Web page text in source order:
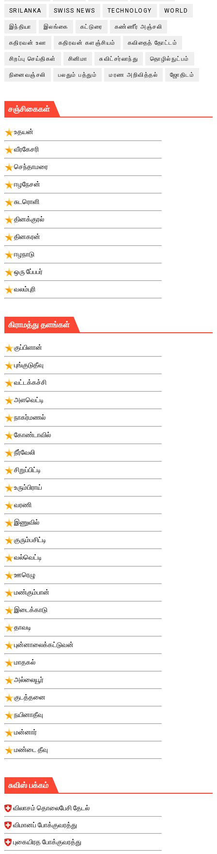
SRILANKA SWISS NEWS TECHNOLOGY WORLD
இந்தியா இலங்கை கட்டுரை கண்ணீர் அஞ்சலி
கதிரவன் உலா கதிரவன் களஞ்சியம் கவிதைத் தோட்டம்
சிறப்பு செய்திகள் சினிமா சுவிட்சர்லாந்து தொழில்நுட்பம்
நினைவஞ்சலி பலதும் பத்தும் மரண அறிவித்தல் ஜோதிடம்
சஞ்சிகைகள்
உதயன்
வீரகேசரி
செந்தாமரை
ஈழநேசன்
சுடரொளி
தினக்குரல்
தினகரன்
ஈழநாடு
ஒரு பே்பபர்
வலம்புரி
கிராமத்து தளங்கள்
குப்பிளான்
புங்குடுதீவு
வட்டக்கச்சி
அளவெட்டி
நாகர்மணல்
கோண்டாவில்
நீர்வேலி
சிறுப்பிட்டி
உரும்பிராய்
வரணி
இணுவில்
குரும்பசிட்டி
வல்வெட்டி
ஊரெழு
மண்கும்பான்
இடைக்காடு
தாவடி
புன்னாலைக்கட்டுவன்
மாதகல்
அல்லையூர்
குடத்தனை
நயினாதீவு
மன்னார்
மண்டை தீவு
சுவிஸ் பக்கம்
விலாசம் தொலைபேசி தேடல்
விமானப் போக்குவரத்து
புகையிரத போக்குவரத்து